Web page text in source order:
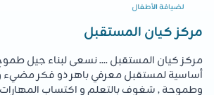
مركز كيان المستقبل
مركز كيان المستقبل .... نسعى لبناء جيل
أساسية لمستقبل معرفي باهر ذو فكر
وطموحة , شغوف بالتعلم و اكتساب